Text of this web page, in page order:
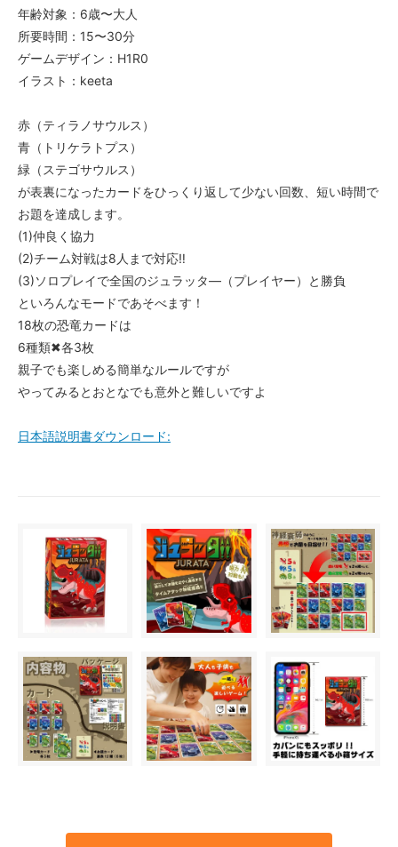
年齢対象：6歳〜大人
所要時間：15〜30分
ゲームデザイン：H1R0
イラスト：keeta
赤（ティラノサウルス）
青（トリケラトプス）
緑（ステゴサウルス）
が表裏になったカードをひっくり返して少ない回数、短い時間で
お題を達成します。
(1)仲良く協力
(2)チーム対戦は8人まで対応‼︎
(3)ソロプレイで全国のジュラッタ―（プレイヤー）と勝負
といろんなモードであそべます！
18枚の恐竜カードは
6種類✖各3枚
親子でも楽しめる簡単なルールですが
やってみるとおとなでも意外と難しいですよ
日本語説明書ダウンロード: